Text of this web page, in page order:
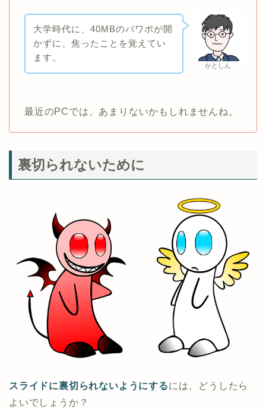
かとしん
大学時代に、40MBのパワポが開
かずに、焦ったことを覚えてい
ます。
最近のPCでは、あまりないかもしれませんね。
裏切られないために
スライドに裏切られないようにするには、どうしたら
よいでしょうか？